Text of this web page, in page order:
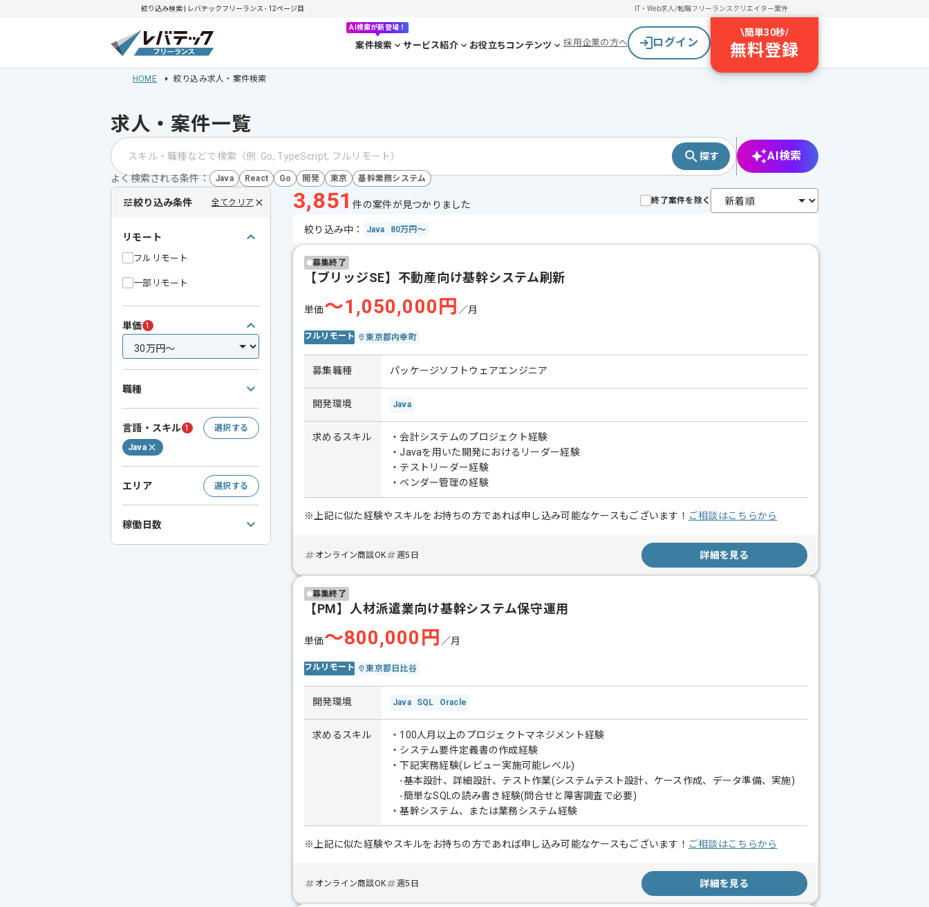
絞り込み検索 | レバテックフリーランス - 12ページ目 IT・Web求人/転職フリーランスクリエイター案件
AI検索が新登場！
案件検索 サービス紹介 お役立ちコンテンツ 採用企業の方へ ログイン
\簡単30秒/
無料登録
HOME 絞り込み求人・案件検索
求人・案件一覧
探す AI検索
よく検索される条件： Java React Go 開発 東京 基幹業務システム
絞り込み条件 全てクリア
リモート
フルリモート
一部リモート
単価 1
職種
言語・スキル 1
選択する
Java
エリア 選択する
稼働日数
3,851件の案件が見つかりました 終了案件を除く
絞り込み中： Java 80万円～
募集終了
【ブリッジSE】不動産向け基幹システム刷新
単価〜1,050,000円 ／月
フルリモート 東京都内幸町
募集職種 パッケージソフトウェアエンジニア
開発環境 Java
求めるスキル
・会計システムのプロジェクト経験
・Javaを用いた開発におけるリーダー経験
・テストリーダー経験
・ベンダー管理の経験
※上記に似た経験やスキルをお持ちの方であれば申し込み可能なケースもございます！ ご相談はこちらから
オンライン商談OK 週5日 詳細を見る
募集終了
【PM】人材派遣業向け基幹システム保守運用
単価〜800,000円 ／月
フルリモート 東京都日比谷
開発環境 Java SQL Oracle
求めるスキル
・100人月以上のプロジェクトマネジメント経験
・システム要件定義書の作成経験
・下記実務経験(レビュー実施可能レベル)
-基本設計、詳細設計、テスト作業(システムテスト設計、ケース作成、データ準備、実施)
-簡単なSQLの読み書き経験(問合せと障害調査で必要)
・基幹システム、または業務システム経験
※上記に似た経験やスキルをお持ちの方であれば申し込み可能なケースもございます！ ご相談はこちらから
オンライン商談OK 週5日 詳細を見る